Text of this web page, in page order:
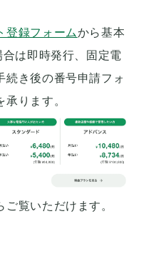
登録フォームから基本
は即時発行、固定電
続き後の番号申請フォ
ります。
覧いただけます。